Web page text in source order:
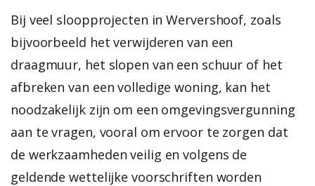
Bij veel sloopprojecten in Wervershoof, zoals
bijvoorbeeld het verwijderen van een
draagmuur, het slopen van een schuur of het
afbreken van een volledige woning, kan het
noodzakelijk zijn om een omgevingsvergunning
aan te vragen, vooral om ervoor te zorgen dat
de werkzaamheden veilig en volgens de
geldende wettelijke voorschriften worden